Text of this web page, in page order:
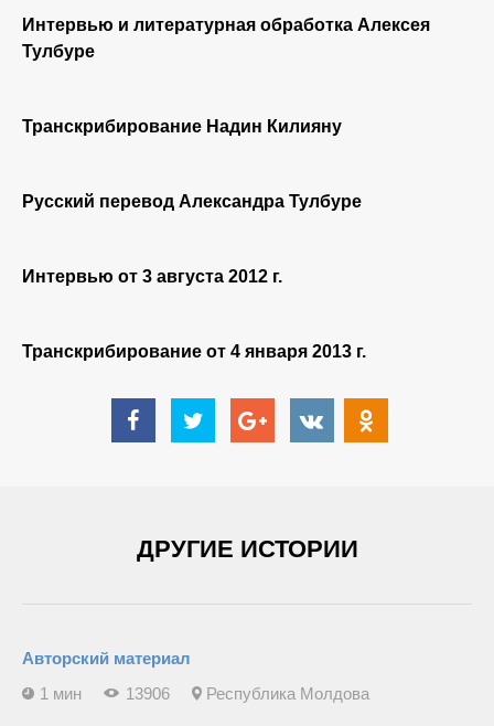
Интервью и литературная обработка Алексея
Тулбуре
Транскрибирование Надин Килияну
Русский перевод Александра Тулбуре
Интервью от 3 августа 2012 г.
Транскрибирование от 4 января 2013 г.
ДРУГИЕ ИСТОРИИ
Авторский материал
1 мин
13906 Республика Молдова